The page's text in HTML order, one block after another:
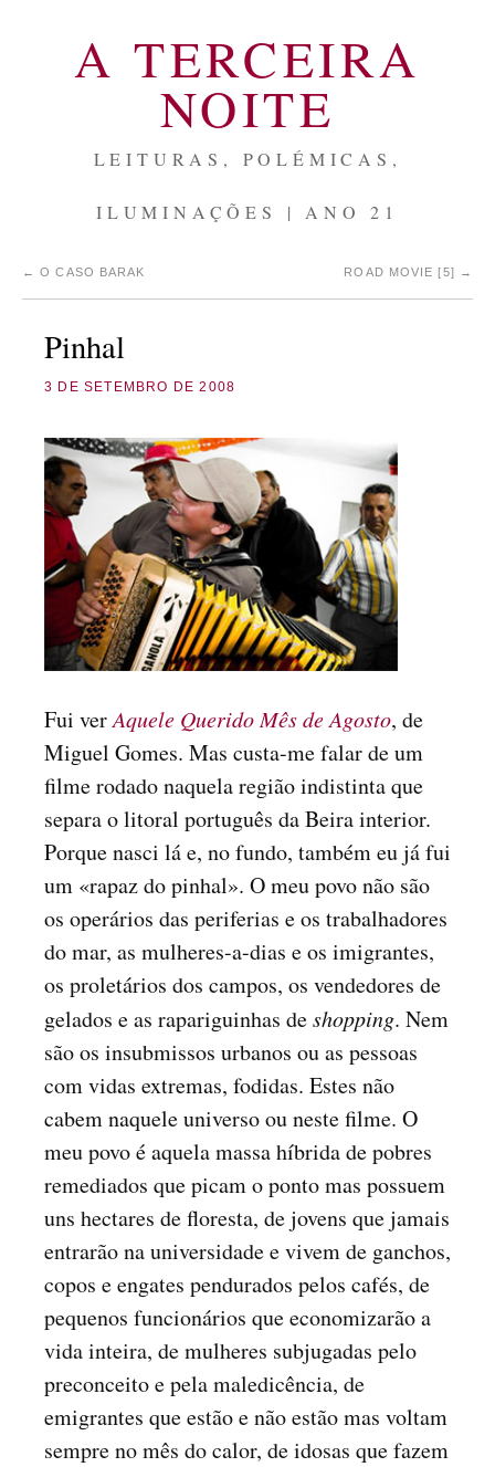
A TERCEIRA
NOITE
LEITURAS, POLÉMICAS,
ILUMINAÇÕES | ANO 21
← O CASO BARAK ROAD MOVIE [5] →
Pinhal
3 DE SETEMBRO DE 2008
Fui verAquele Querido Mês de Agosto, de
Miguel Gomes. Mas custa-me falar de um
filme rodado naquela região indistinta que
separa o litoral português da Beira interior.
Porque nasci lá e, no fundo, também eu já fui
um «rapaz do pinhal». O meu povo não são
os operários das periferias e os trabalhadores
do mar, as mulheres-a-dias e os imigrantes,
os proletários dos campos, os vendedores de
gelados e as rapariguinhas deshopping. Nem
são os insubmissos urbanos ou as pessoas
com vidas extremas, fodidas. Estes não
cabem naquele universo ou neste filme. O
meu povo é aquela massa híbrida de pobres
remediados que picam o ponto mas possuem
uns hectares de floresta, de jovens que jamais
entrarão na universidade e vivem de ganchos,
copos e engates pendurados pelos cafés, de
pequenos funcionários que economizarão a
vida inteira, de mulheres subjugadas pelo
preconceito e pela maledicência, de
emigrantes que estão e não estão mas voltam
sempre no mês do calor, de idosas que fazem